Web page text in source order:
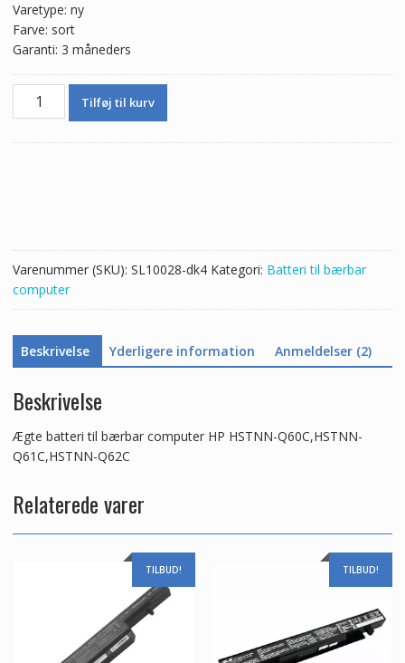
Varetype: ny
Farve: sort
Garanti: 3 måneders
Ægte
Q61C,HSTNN-
Q62C
antal
Tilføj til kurv
Varenummer (SKU): SL10028-dk4 Kategori: Batteri til bærbar
computer
Beskrivelse Yderligere information Anmeldelser (2)
Beskrivelse
Ægte batteri til bærbar computer HP HSTNN-Q60C,HSTNN-
Q61C,HSTNN-Q62C
Relaterede varer
TILBUD! TILBUD!